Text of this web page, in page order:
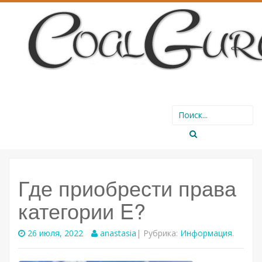
Search
for:
Где приобрести права
категории E?
26 июля, 2022 anastasia | Рубрика: Информация.